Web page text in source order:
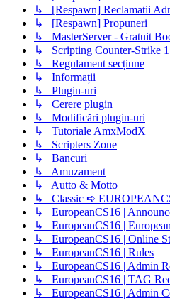
↳ [Respawn] Reclamatii
↳ [Respawn] Propuneri
↳ MasterServer - Gratuit
↳ Scripting Counter-Strike
↳ Regulament secțiune
↳ Informații
↳ Plugin-uri
↳ Cerere plugin
↳ Modificări plugin-uri
↳ Tutoriale AmxModX
↳ Scripters Zone
↳ Bancuri
↳ Amuzament
↳ Autto & Motto
↳ Classic ➪
↳ EuropeanCS16 |
↳ EuropeanCS16 |
↳ EuropeanCS16 | Online
↳ EuropeanCS16 | Rules
↳ EuropeanCS16 | Admin
↳ EuropeanCS16 | TAG
↳ EuropeanCS16 | Admin